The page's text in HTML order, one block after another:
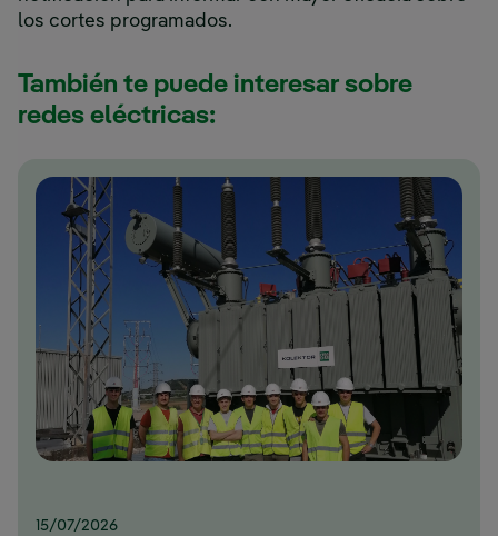
los cortes programados.
También te puede interesar sobre
redes eléctricas:
15/07/2026